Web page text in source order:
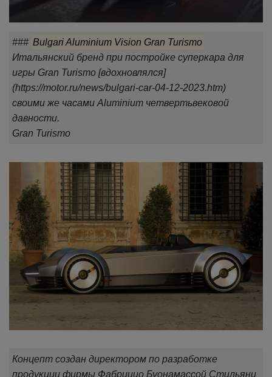
### Bulgari Aluminium Vision Gran Turismo
Итальянский бренд при постройке суперкара для
игры Gran Turismo [вдохновлялся]
(https://motor.ru/news/bulgari-car-04-12-2023.htm)
своими же часами Aluminium четвертьвековой
давности.
Gran Turismo
Концепт создан директором по разработке
продукции фирмы Фабрицио Буонамассой Стильяни